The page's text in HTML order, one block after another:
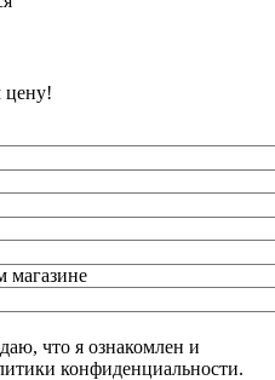
магазине
что я ознакомлен и
конфиденциальности.